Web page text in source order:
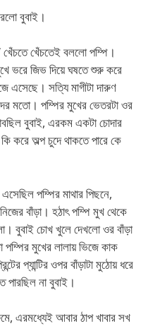
বুবাই।
খেঁচতে খেঁচতেই বললো পম্পি।
ভরে জিভ দিয়ে ঘষতে শুরু করে
এসেছে। সত্যি মাগীটা দারুণ
মতো। পম্পির মুখের ভেতরটা ওর
বুবাই, এরকম একটা চোদার
করে অল্প চুদে থাকতে পারে কে
পম্পির মাথার পিছনে,
বাঁড়া। হঠাৎ পম্পি মুখ থেকে
বুবাই চোখ খুলে দেখলো ওর বাঁড়া
পম্পির মুখের লালায় ভিজে কাক
প্যান্টির ওপর বাঁড়াটা মুঠোয় ধরে
পারছিল না বুবাই।
এরমধ্যেই আবার ঠাপ খাবার সখ